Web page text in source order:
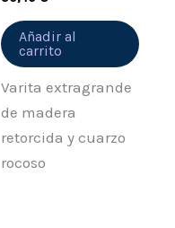
Añadir al
carrito
Varita extragrande
de madera
retorcida y cuarzo
rocoso